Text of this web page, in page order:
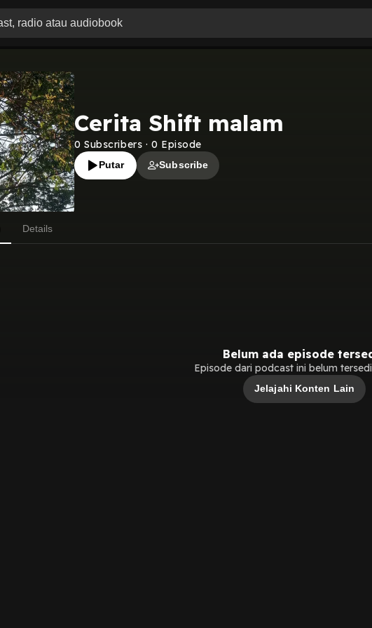
Cerita Shift malam
0 Subscribers · 0 Episode
Putar Subscribe
Details
Belum ada episode
Episode dari podcast ini belum
Jelajahi Konten Lain